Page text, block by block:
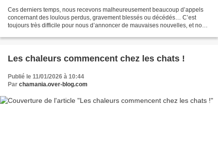
Ces derniers temps, nous recevons malheureusement beaucoup d’appels
concernant des loulous perdus, gravement blessés ou décédés… C’est
toujours très difficile pour nous d’annoncer de mauvaises nouvelles, et nous
Les chaleurs commencent chez les chats !
Publié le 11/01/2026 à 10:44
Par chamania.over-blog.com